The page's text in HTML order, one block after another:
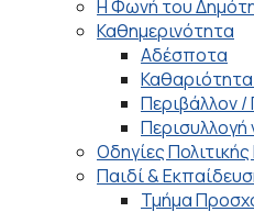
Η Φωνή του
Καθημερινότητα
Αδέσποτα
Περιβάλλον /
Οδηγίες
Παιδί &
Τμήμα